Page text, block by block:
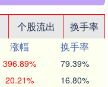
个股流出
换手率
涨幅
换手率
396.89% 79.39%
20.21% 16.80%